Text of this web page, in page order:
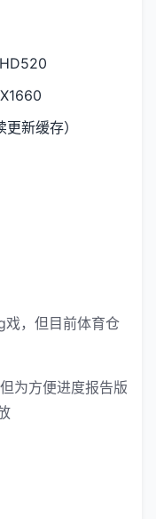
新缓存）
，但目前体育仓
为方便进度报告版